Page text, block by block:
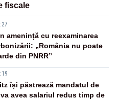
fiscale
amenință cu reexaminarea
„România nu poate
din PNRR”
își păstrează mandatul de
avea salariul redus timp de